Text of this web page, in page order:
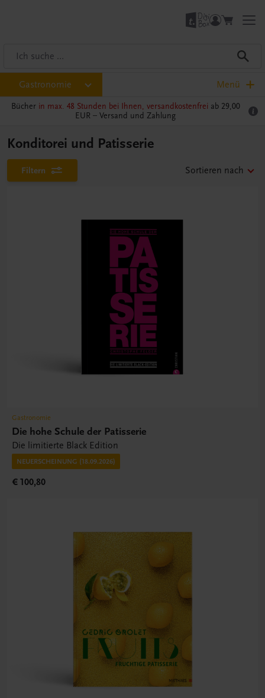
Gastronomie Menü
Bücher in max. 48 Stunden bei Ihnen, versandkostenfrei ab 29,00
EUR – Versand und Zahlung
Konditorei und Patisserie
Filtern Sortieren nach
Gastronomie
Die hohe Schule der Patisserie
Die limitierte Black Edition
NEUERSCHEINUNG (18.09.2026)
€ 100,80